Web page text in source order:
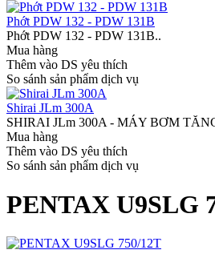
Phớt PDW 132 - PDW 131B
Phớt PDW 132 - PDW 131B..
Mua hàng
Thêm vào DS yêu thích
So sánh sản phẩm dịch vụ
Shirai JLm 300A
SHIRAI JLm 300A - MÁY BƠM
Mua hàng
Thêm vào DS yêu thích
So sánh sản phẩm dịch vụ
PENTAX U9SLG